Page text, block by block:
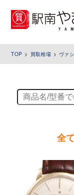
TOP 買取相場 ヴァ
全